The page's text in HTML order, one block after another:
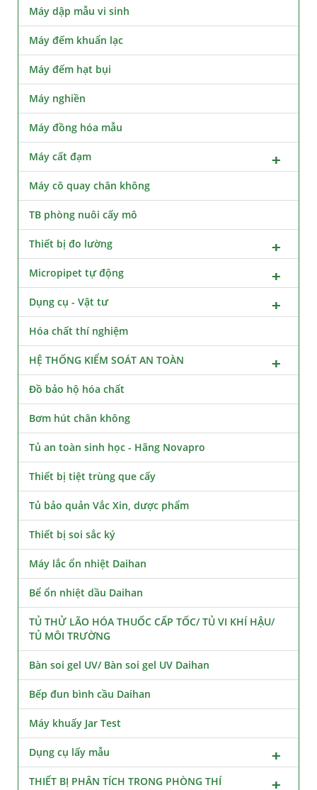
Máy dập mẫu vi sinh
Máy đếm khuẩn lạc
Máy đếm hạt bụi
Máy nghiền
Máy đồng hóa mẫu
Máy cất đạm
Máy cô quay chân không
TB phòng nuôi cấy mô
Thiết bị đo lường
Micropipet tự động
Dụng cụ - Vật tư
Hóa chất thí nghiệm
HỆ THỐNG KIỂM SOÁT AN TOÀN
Đồ bảo hộ hóa chất
Bơm hút chân không
Tủ an toàn sinh học - Hãng Novapro
Thiết bị tiệt trùng que cấy
Tủ bảo quản Vắc Xin, dược phẩm
Thiết bị soi sắc ký
Máy lắc ổn nhiệt Daihan
Bể ổn nhiệt dầu Daihan
TỦ THỬ LÃO HÓA THUỐC CẤP TỐC/ TỦ VI KHÍ HẬU/
TỦ MÔI TRƯỜNG
Bàn soi gel UV/ Bàn soi gel UV Daihan
Bếp đun bình cầu Daihan
Máy khuấy Jar Test
Dụng cụ lấy mẫu
THIẾT BỊ PHÂN TÍCH TRONG PHÒNG THÍ